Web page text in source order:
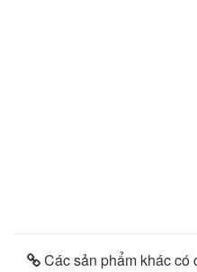
Các sản phẩm khác có